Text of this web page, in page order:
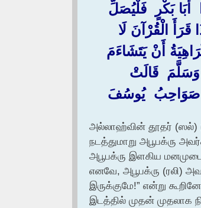
بَكْرٍ ‏ ‏فَلْيُصَلِّ
الْقُرْآنَ لَا
أَنْ يَتَشَاءَمَ
وَسَلَّمَ ‏ ‏قَالَتْ
‏صَوَاحِبُ ‏ ‏يُوسُفَ
அல்லாஹ்வின் தூதர் (ஸல்)
நடத்துமாறு அபூபக்ரு
அபூபக்ரு இளகிய
எனவே, அபூபக்ரு (ரலி)
இருக்குமே!” என்று
இடத்தில் முதன் முதலாக